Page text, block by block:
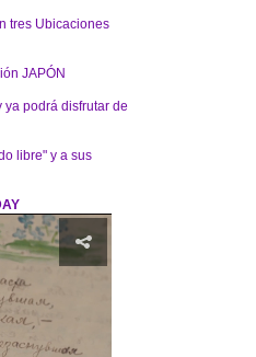
tres Ubicaciones
JAPÓN
ya podrá disfrutar de
libre" y a sus